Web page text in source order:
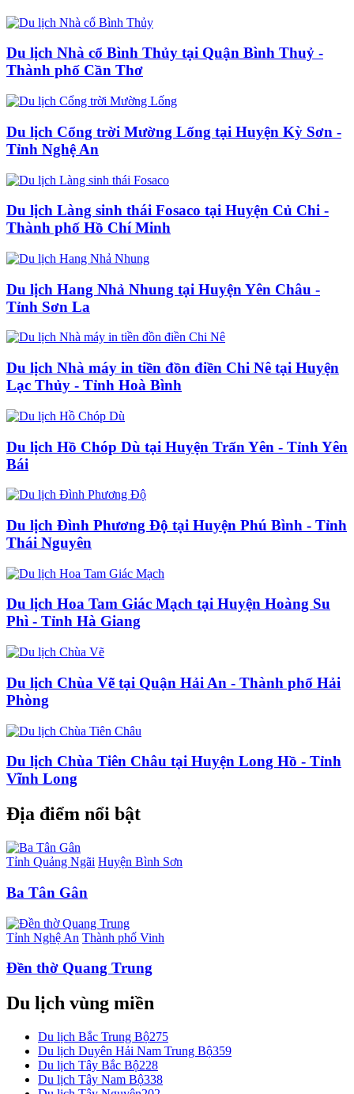
Du lịch Nhà cổ Bình Thủy tại Quận Bình Thuỷ -
Thành phố Cần Thơ
Du lịch Cổng trời Mường Lống tại Huyện Kỳ Sơn -
Tỉnh Nghệ An
Du lịch Làng sinh thái Fosaco tại Huyện Củ Chi -
Thành phố Hồ Chí Minh
Du lịch Hang Nhả Nhung tại Huyện Yên Châu -
Tỉnh Sơn La
Du lịch Nhà máy in tiền đồn điền Chi Nê tại Huyện
Lạc Thủy - Tỉnh Hoà Bình
Du lịch Hồ Chóp Dù tại Huyện Trấn Yên - Tỉnh Yên
Bái
Du lịch Đình Phương Độ tại Huyện Phú Bình - Tỉnh
Thái Nguyên
Du lịch Hoa Tam Giác Mạch tại Huyện Hoàng Su
Phì - Tỉnh Hà Giang
Du lịch Chùa Vẽ tại Quận Hải An - Thành phố Hải
Phòng
Du lịch Chùa Tiên Châu tại Huyện Long Hồ - Tỉnh
Vĩnh Long
Địa điểm nổi bật
Tỉnh Quảng Ngãi Huyện Bình Sơn
Ba Tân Gân
Tỉnh Nghệ An Thành phố Vinh
Đền thờ Quang Trung
Du lịch vùng miền
Du lịch Bắc Trung Bộ275
Du lịch Duyên Hải Nam Trung Bộ359
Du lịch Tây Bắc Bộ228
Du lịch Tây Nam Bộ338